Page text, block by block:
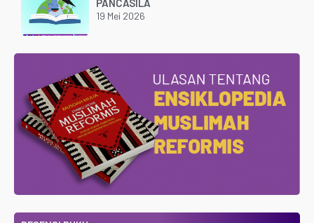
PANCASILA
19 Mei 2026